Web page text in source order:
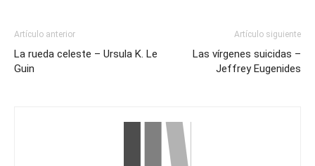
Artículo anterior
La rueda celeste – Ursula K. Le
Guin
Artículo siguiente
Las vírgenes suicidas –
Jeffrey Eugenides